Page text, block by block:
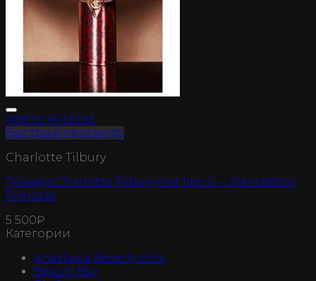
Add to Wishlist
Быстрый просмотр
Charlotte Tilbury
Помада Charlotte Tilbury Hot lips 2 — Dancefloor
Princess
5 500₽
Категории
Anastasia Beverly Hills
Beauty Bay